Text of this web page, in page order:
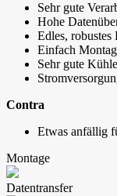
Sehr gute
Hohe
Edles, robustes
Einfach
Sehr gute
Contra
Etwas anfällig
Montage
Datentransfer